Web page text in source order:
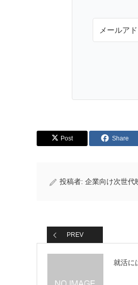
Post Share
投稿者: 企業向け次世代
PREV
就活に